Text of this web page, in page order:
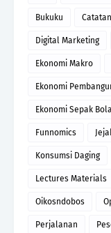
Bukuku
Digital Marketing
Ekonomi Makro
Ekonomi
Ekonomi Sepak Bola
Funnomics
Konsumsi Daging
Lectures Materials
Oikosndobos
Perjalanan